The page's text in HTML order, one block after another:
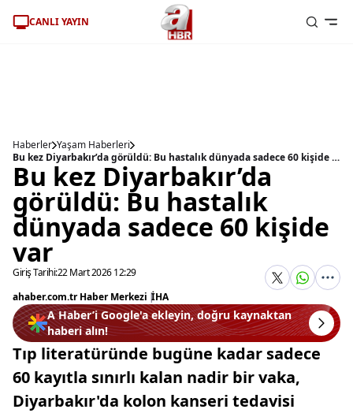
CANLI YAYIN
Haberler Yaşam Haberleri
Bu kez Diyarbakır’da görüldü: Bu hastalık dünyada sadece 60 kişide var
Bu kez Diyarbakır’da
görüldü: Bu hastalık
dünyada sadece 60 kişide
var
Giriş Tarihi:22 Mart 2026 12:29
ahaber.com.tr Haber Merkezi |İHA
A Haber’i Google'a ekleyin, doğru kaynaktan
haberi alın!
Tıp literatüründe bugüne kadar sadece
60 kayıtla sınırlı kalan nadir bir vaka,
Diyarbakır'da kolon kanseri tedavisi